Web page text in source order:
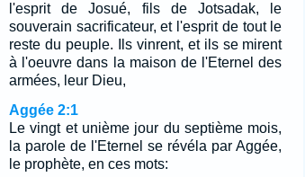
l'esprit de Josué, fils de Jotsadak, le
souverain sacrificateur, et l'esprit de tout le
reste du peuple. Ils vinrent, et ils se mirent
à l'oeuvre dans la maison de l'Eternel des
armées, leur Dieu,
Aggée 2:1
Le vingt et unième jour du septième mois,
la parole de l'Eternel se révéla par Aggée,
le prophète, en ces mots: